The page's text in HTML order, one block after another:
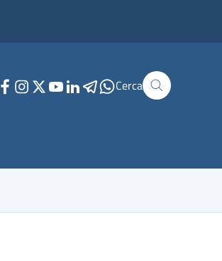
Cerca